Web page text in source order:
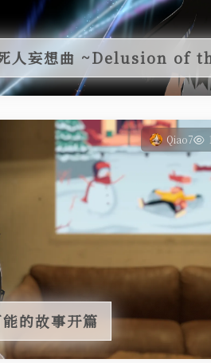
人妄想曲 ~Delusion of
Qiao7
的故事开篇